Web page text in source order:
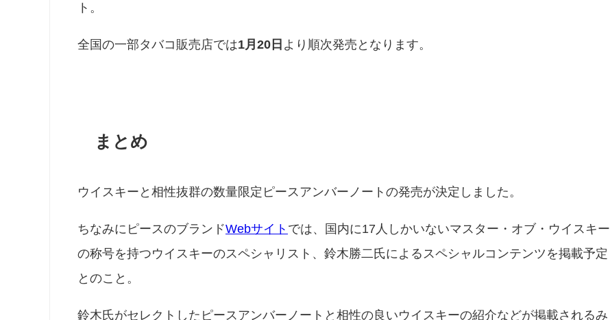
ト。
全国の一部タバコ販売店では1月20日 より順次発売となります。
まとめ
ウイスキーと相性抜群の数量限定ピースアンバーノートの発売が決定しました。
ちなみにピースのブランドWebサイト では、国内に17人しかいないマスター・オブ・ウイスキー
の称号を持つウイスキーのスペシャリスト、鈴木勝二氏によるスペシャルコンテンツを掲載予定
とのこと。
鈴木氏がセレクトしたピースアンバーノートと相性の良いウイスキーの紹介などが掲載されるみ